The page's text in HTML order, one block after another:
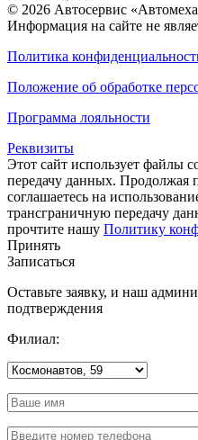
© 2026 Автосервис
Информация на сайте не
Политика
Положение об обработке
Программа лояльности
Реквизиты
Этот сайт использует файлы
передачу данных. Продолжая
соглашаетесь на
трансграничную передачу
прочтите нашу Политику
Принять
Записаться
Оставьте заявку, и наш
подтверждения
Филиал: